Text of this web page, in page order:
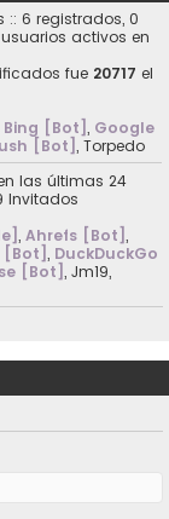
6 registrados, 0
activos en
fue 20717 el
Bing [Bot], Google
[Bot], Torpedo
las últimas 24
Invitados
, Ahrefs [Bot],
[Bot], DuckDuckGo
[Bot], Jm19,